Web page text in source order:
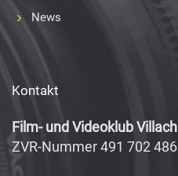
News
Kontakt
Film- und Videoklub Villach
ZVR-Nummer 491 702 486